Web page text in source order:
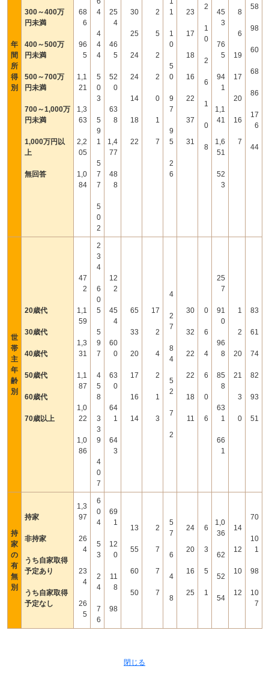
年
間
所
得
別
300～400万
円未満
400～500万
円未満
500～700万
円未満
700～1,000万
円未満
1,000万円以
上
無回答
68
6
96
5
1,1
21
1,3
63
2,2
05
1,0
84
4
4
4
4
5
0
3
5
9
1
5
7
7
5
0
2
25
4
46
5
52
0
63
8
1,4
77
48
8
30
25
24
24
14
18
22
2
5
2
2
0
1
7
1
1
0
5
0
9
7
9
5
2
6
23
17
18
16
22
37
31
2
1
0
2
6
1
0
8
45
3
76
5
94
1
1,1
41
1,6
51
52
3
8
6
19
17
20
16
7
58
98
60
68
86
17
6
44
世
帯
主
年
齢
別
20歳代
30歳代
40歳代
50歳代
60歳代
70歳以上
47
2
1,1
59
1,3
31
1,1
87
1,0
22
1,0
86
2
3
4
6
0
5
5
9
7
4
5
8
3
3
9
4
0
7
12
2
45
4
60
0
63
0
64
1
64
3
65
33
20
17
16
14
17
2
4
2
1
3
4
2
7
8
4
5
2
7
2
30
32
22
22
18
11
0
6
4
6
0
6
25
7
91
0
96
8
85
8
63
1
66
1
1
2
20
21
3
0
83
61
74
82
93
51
持
家
の
有
無
別
持家
非持家
うち自家取得
予定あり
うち自家取得
予定なし
1,3
97
26
4
23
4
26
5
6
0
4
5
3
2
4
7
6
69
1
12
0
11
8
98
13
55
60
50
2
7
7
7
5
7
6
4
8
24
20
16
25
6
3
5
1
1,0
36
62
52
54
14
12
10
12
70
10
1
98
10
7
閉じる